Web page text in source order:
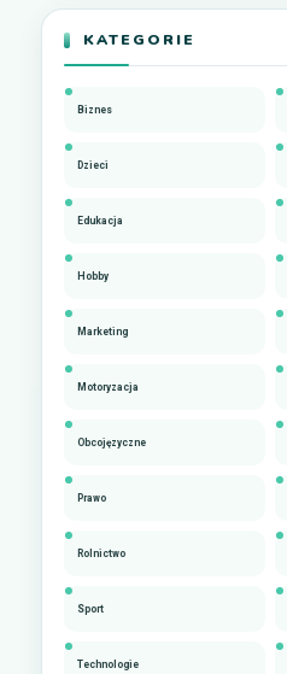
KATEGORIE
Biznes
Dzieci
Edukacja
Hobby
Marketing
Motoryzacja
Obcojęzyczne
Prawo
Rolnictwo
Sport
Technologie